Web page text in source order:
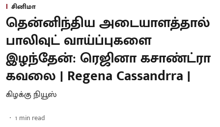
சினிமா
தென்னிந்திய அடையாளத்தால்
பாலிவுட் வாய்ப்புகளை
இழந்தேன்: ரெஜினா கசாண்ட்ரா
கவலை | Regena Cassandrra |
கிழக்கு நியூஸ்
1 min read